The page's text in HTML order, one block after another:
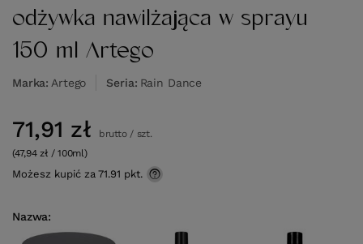
odżywka nawilżająca w sprayu
150 ml Artego
Marka Artego Seria Rain Dance
Nazwa
71,91 zł brutto/ szt.
(47,94 zł / 100ml)
Możesz kupić za 71.91 pkt.